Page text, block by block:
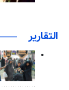
التقارير